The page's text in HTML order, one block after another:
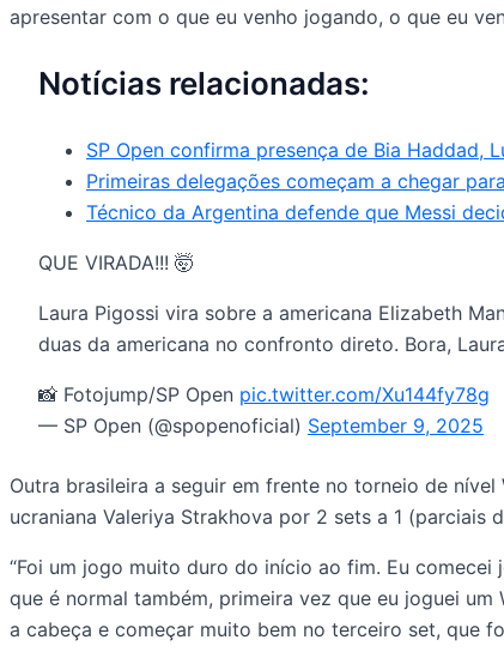
apresentar com o que eu venho jogando, o que eu
Notícias relacionadas:
SP Open confirma presença de Bia Haddad,
Primeiras delegações começam a chegar
Técnico da Argentina defende que Messi
QUE VIRADA!!! 🤯
Laura Pigossi vira sobre a americana Elizabeth
duas da americana no confronto direto. Bora,
📸 Fotojump/SP Open pic.twitter.com/Xu144fy78g
— SP Open (@spopenoficial) September 9, 2025
Outra brasileira a seguir em frente no torneio de
ucraniana Valeriya Strakhova por 2 sets a 1 (parciais
“Foi um jogo muito duro do início ao fim. Eu
que é normal também, primeira vez que eu joguei
a cabeça e começar muito bem no terceiro set, que